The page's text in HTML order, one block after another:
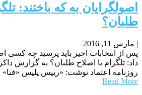
اصولگرایان به که باختند:
طلبان؟
| مارس 11, 2016
پس از انتخابات اخیر باید پرسید چه کسی
داد: تلگرام یا اصلاح طلبان؟ به گزارش
روزنامه اعتماد نوشت: «رییس پلیس «فتا»
Read More